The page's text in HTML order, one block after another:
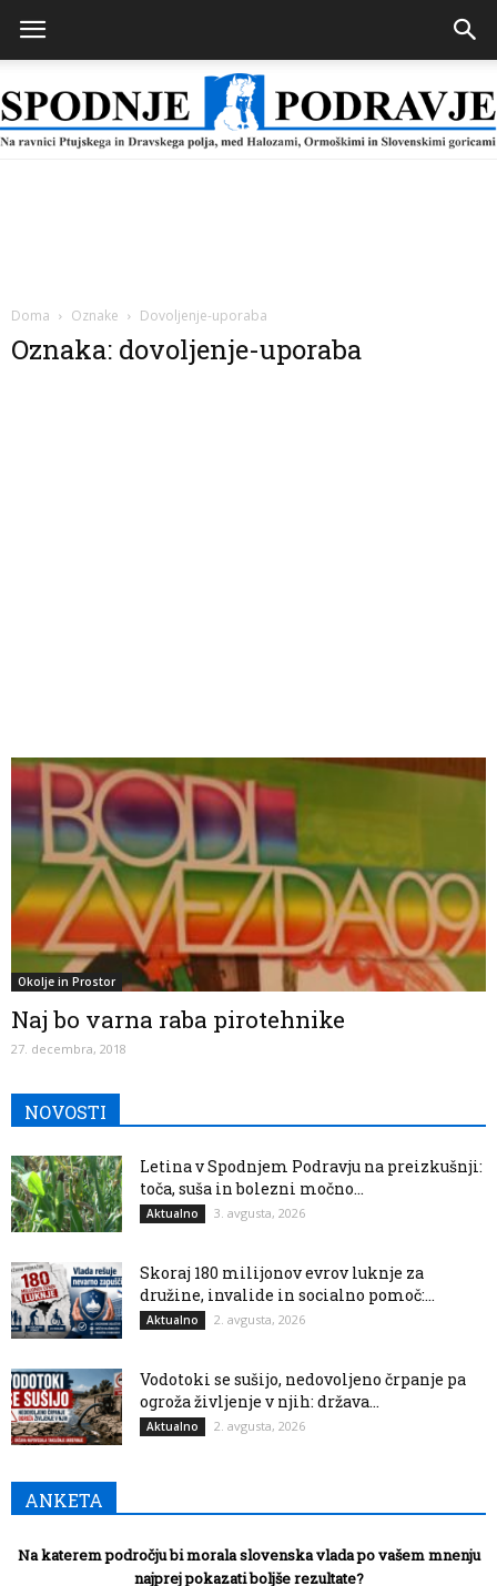
Doma Oznake Dovoljenje-uporaba
Oznaka: dovoljenje-uporaba
Okolje in Prostor
Naj bo varna raba pirotehnike
27. decembra, 2018
NOVOSTI
Letina v Spodnjem Podravju na preizkušnji:
toča, suša in bolezni močno...
Aktualno 3. avgusta, 2026
Skoraj 180 milijonov evrov luknje za
družine, invalide in socialno pomoč:...
Aktualno 2. avgusta, 2026
Vodotoki se sušijo, nedovoljeno črpanje pa
ogroža življenje v njih: država...
Aktualno 2. avgusta, 2026
ANKETA
Na katerem področju bi morala slovenska vlada po vašem mnenju
najprej pokazati boljše rezultate?